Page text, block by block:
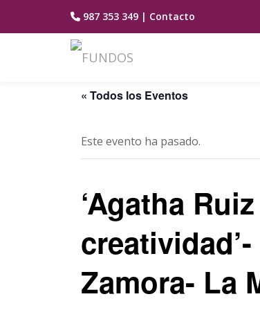
Saltar
987 353 349 | Contacto
« Todos los Eventos
Este evento ha pasado.
‘Agatha
Zamora- La